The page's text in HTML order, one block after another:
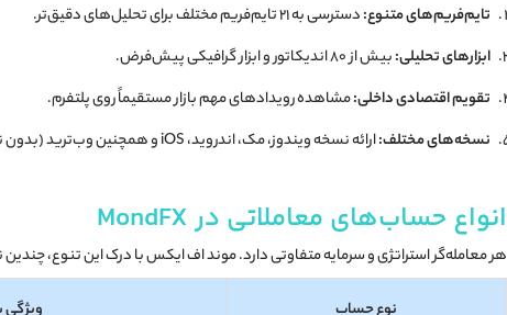
تایم‌فریم‌های متنوع:دسترسی به ۲۱ تایم‌فریم مختلف برای تحلیل‌های دقیق‌تر.
ابزارهای تحلیلی:بیش از ۸۰ اندیکاتور و ابزار گرافیکی پیش‌فرض.
تقویم اقتصادی داخلی:مشاهده رویدادهای مهم بازار مستقیماً روی پلتفرم.
نسخه‌های مختلف:ارائه نسخه ویندوز، مک، اندروید، iOS و همچنین وب‌ترید (بدون نیاز به نصب).
انواع حساب‌های معاملاتی در MondFX
هر معامله‌گر استراتژی و سرمایه متفاوتی دارد. موند اف ایکس با درک این تنوع،